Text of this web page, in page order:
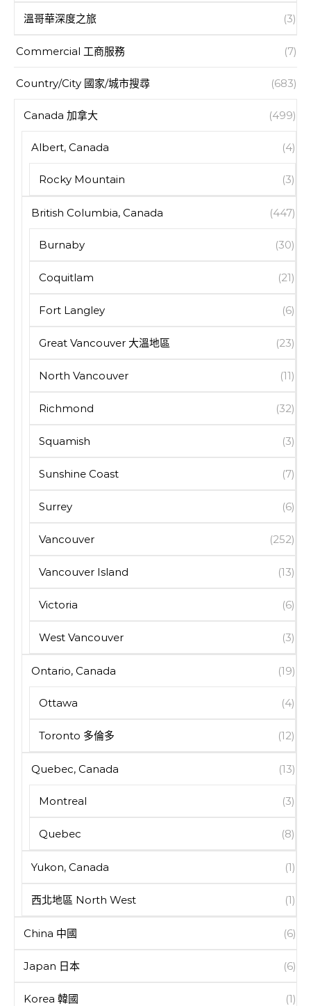
溫哥華深度之旅 (3)
Commercial 工商服務 (7)
Country/City 國家/城市搜尋 (683)
Canada 加拿大 (499)
Albert, Canada (4)
Rocky Mountain (3)
British Columbia, Canada (447)
Burnaby (30)
Coquitlam (21)
Fort Langley (6)
Great Vancouver 大溫地區 (23)
North Vancouver (11)
Richmond (32)
Squamish (3)
Sunshine Coast (7)
Surrey (6)
Vancouver (252)
Vancouver Island (13)
Victoria (6)
West Vancouver (3)
Ontario, Canada (19)
Ottawa (4)
Toronto 多倫多 (12)
Quebec, Canada (13)
Montreal (3)
Quebec (8)
Yukon, Canada (1)
西北地區 North West (1)
China 中國 (6)
Japan 日本 (6)
Korea 韓國 (1)